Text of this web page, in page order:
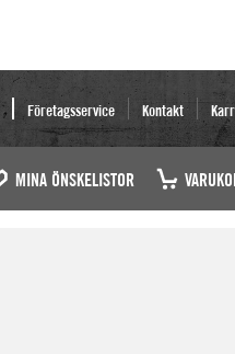
Företagsservice Kontakt
MINA ÖNSKELISTOR